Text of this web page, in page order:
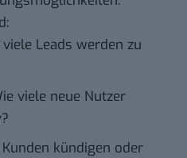
viele Leads werden zu
viele neue Nutzer
kündigen oder